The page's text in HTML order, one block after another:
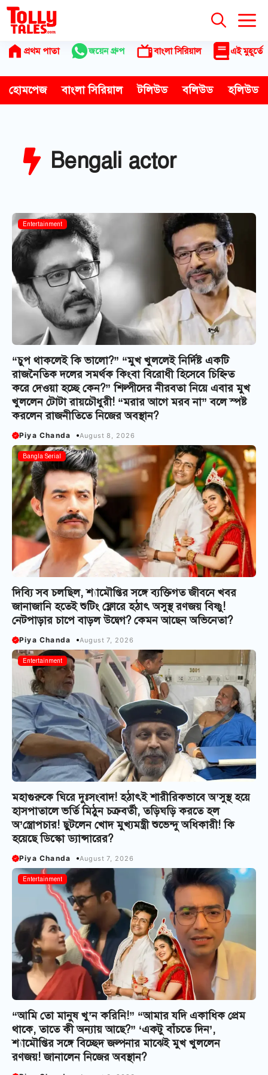
Skip
content
প্রথম পাতা জয়েন গ্রুপ বাংলা সিরিয়াল এই মুহূর্তে
হোমপেজ বাংলা সিরিয়াল টলিউড বলিউড হলিউড
Bengali actor
Entertainment
“চুপ থাকলেই কি ভালো?” “মুখ খুললেই নির্দিষ্ট একটি
রাজনৈতিক দলের সমর্থক কিংবা বিরোধী হিসেবে চিহ্নিত
করে দেওয়া হচ্ছে কেন?” শিল্পীদের নীরবতা নিয়ে এবার মুখ
খুললেন টোটা রায়চৌধুরী! “মরার আগে মরব না” বলে স্পষ্ট
করলেন রাজনীতিতে নিজের অবস্থান?
Piya Chanda August 8, 2026
Bangla Serial
দিব্যি সব চলছিল, শ্যামৌপ্তির সঙ্গে ব্যক্তিগত জীবনে খবর
জানাজানি হতেই শুটিং ফ্লোরে হঠাৎ অসুস্থ রণজয় বিষ্ণু!
নেটপাড়ার চাপে বাড়ল উদ্বেগ? কেমন আছেন অভিনেতা?
Piya Chanda August 7, 2026
Entertainment
মহাগুরুকে ঘিরে দুঃসংবাদ! হঠাৎই শারীরিকভাবে অ’সুস্থ হয়ে
হাসপাতালে ভর্তি মিঠুন চক্রবর্তী, তড়িঘড়ি করতে হল
অ’স্ত্রোপচার! ছুটলেন খোদ মুখ্যমন্ত্রী শুভেন্দু অধিকারী! কি
হয়েছে ডিস্কো ড্যান্সারের?
Piya Chanda August 7, 2026
Entertainment
“আমি তো মানুষ খু’ন করিনি!” “আমার যদি একাধিক প্রেম
থাকে, তাতে কী অন্যায় আছে?” ‘একটু বাঁচতে দিন’,
শ্যামৌপ্তির সঙ্গে বিচ্ছেদ জল্পনার মাঝেই মুখ খুললেন
রণজয়! জানালেন নিজের অবস্থান?